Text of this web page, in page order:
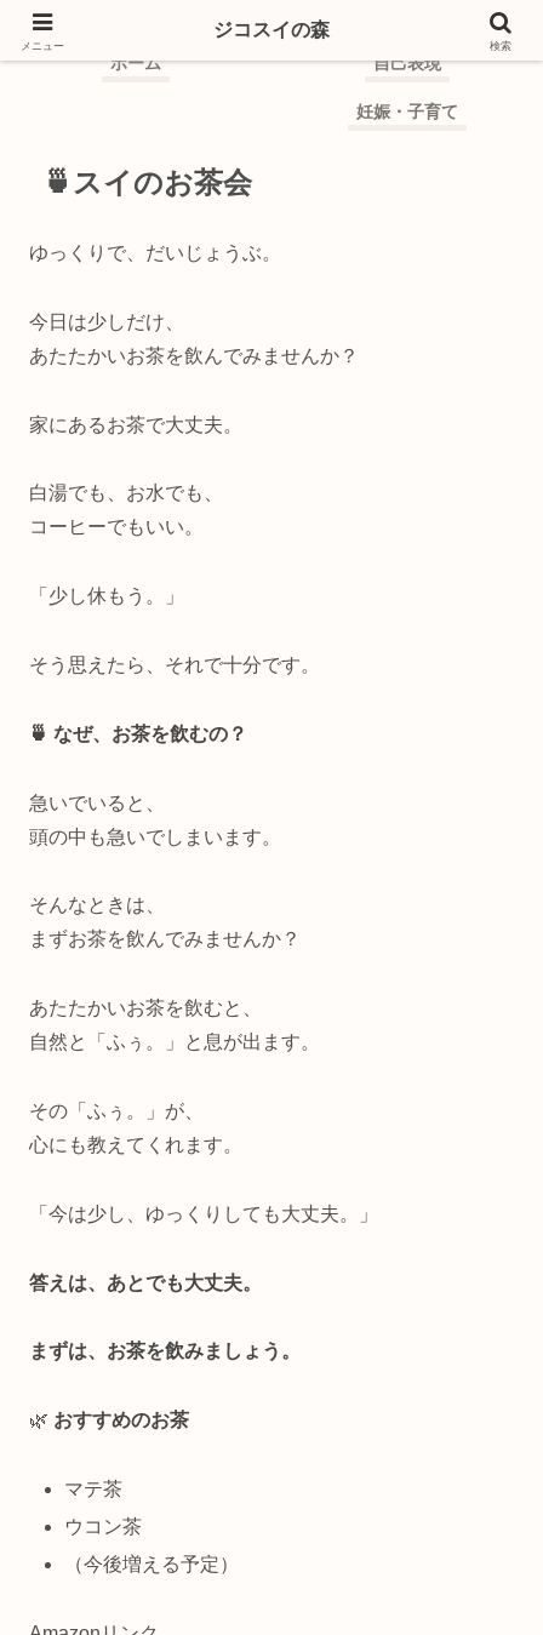
ジコスイの森
ホーム 自己表現
妊娠・子育て
🍵スイのお茶会
ゆっくりで、だいじょうぶ。
今日は少しだけ、
あたたかいお茶を飲んでみませんか？
家にあるお茶で大丈夫。
白湯でも、お水でも、
コーヒーでもいい。
「少し休もう。」
そう思えたら、それで十分です。
🍵 なぜ、お茶を飲むの？
急いでいると、
頭の中も急いでしまいます。
そんなときは、
まずお茶を飲んでみませんか？
あたたかいお茶を飲むと、
自然と「ふぅ。」と息が出ます。
その「ふぅ。」が、
心にも教えてくれます。
「今は少し、ゆっくりしても大丈夫。」
答えは、あとでも大丈夫。
まずは、お茶を飲みましょう。
🌿 おすすめのお茶
マテ茶
ウコン茶
（今後増える予定）
メニュー
ジコスイの森
検索